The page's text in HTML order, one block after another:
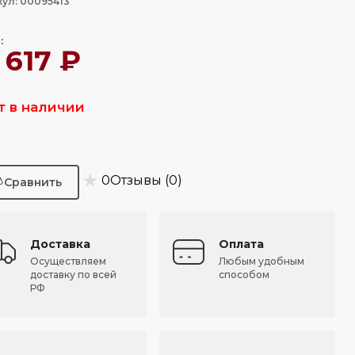
617 ₽
в наличии
★ 0Отзывы (0)
Доставка
Осуществляем
доставку по всей
РФ
Оплата
Любым удобным
способом